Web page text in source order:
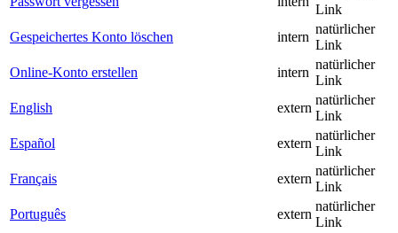
Link
Gespeichertes Konto löschen
intern
natürlicher
Link
Online-Konto erstellen
intern
natürlicher
Link
English
extern
natürlicher
Link
Español
extern
natürlicher
Link
Français
extern
natürlicher
Link
Português
extern
natürlicher
Link